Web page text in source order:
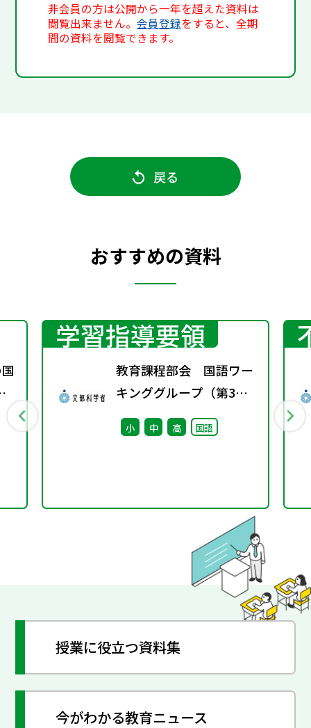
非会員の方は公開から一年を超えた資料は
閲覧出来ません。会員登録をすると、全期
間の資料を閲覧できます。
戻る
おすすめの資料
学習指導要領
教育課程部会 国語ワー
キンググループ（第3
回） 配付資料
小 中 高 国語
授業に役立つ資料集
今がわかる教育ニュース